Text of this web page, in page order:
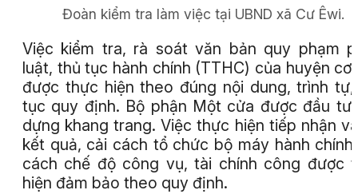
Đoàn kiểm tra làm việc tại UBND xã Cư Êwi.
Việc kiểm tra, rà soát văn bản quy phạm
luật, thủ tục hành chính (TTHC) của huyện cơ
được thực hiện theo đúng nội dung, trình
tục quy định. Bộ phận Một cửa được đầu tư
dựng khang trang. Việc thực hiện tiếp nhận
kết quả, cải cách tổ chức bộ máy hành
cách chế độ công vụ, tài chính công được
hiện đảm bảo theo quy định.